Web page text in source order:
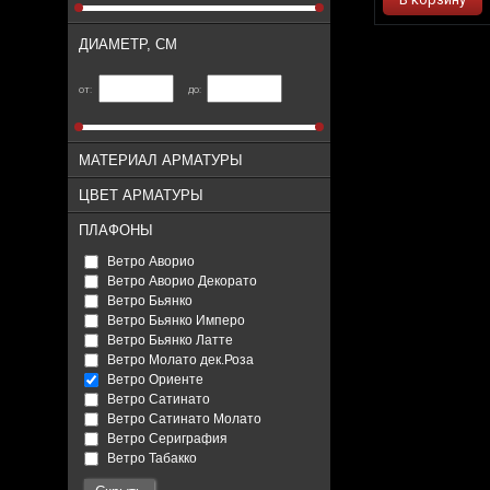
ДИАМЕТР, СМ
от: до:
МАТЕРИАЛ АРМАТУРЫ
ЦВЕТ АРМАТУРЫ
ПЛАФОНЫ
Ветро Аворио
Ветро Аворио Декорато
Ветро Бьянко
Ветро Бьянко Имперо
Ветро Бьянко Латте
Ветро Молато дек.Роза
Ветро Ориенте
Ветро Сатинато
Ветро Сатинато Молато
Ветро Сериграфия
Ветро Табакко